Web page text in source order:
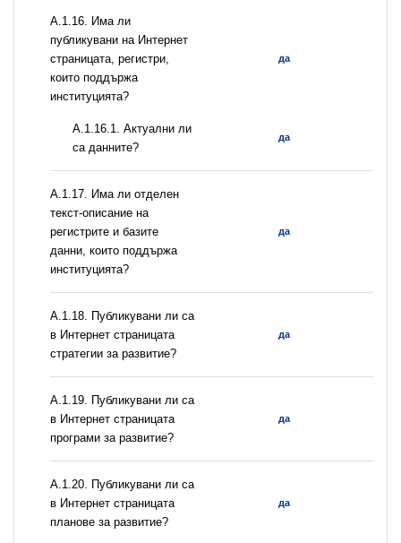
А.1.16. Има ли
публикувани на Интернет
страницата, регистри,
които поддържа
институцията?
да
A.1.16.1. Актуални ли
са данните?
да
А.1.17. Има ли отделен
текст-описание на
регистрите и базите
данни, които поддържа
институцията?
да
А.1.18. Публикувани ли са
в Интернет страницата
стратегии за развитие?
да
А.1.19. Публикувани ли са
в Интернет страницата
програми за развитие?
да
А.1.20. Публикувани ли са
в Интернет страницата
планове за развитие?
да